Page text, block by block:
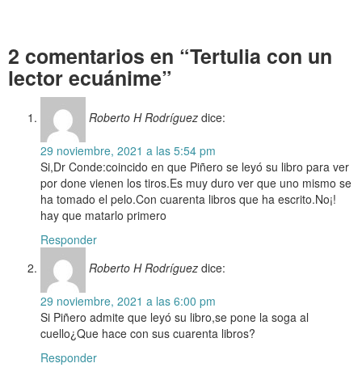
2 comentarios en “Tertulia con un
lector ecuánime”
Roberto H Rodríguez dice:
29 noviembre, 2021 a las 5:54 pm
Si,Dr Conde:coincido en que Piñero se leyó su libro para ver
por done vienen los tiros.Es muy duro ver que uno mismo se
ha tomado el pelo.Con cuarenta libros que ha escrito.No¡!
hay que matarlo primero
Responder
Roberto H Rodríguez dice:
29 noviembre, 2021 a las 6:00 pm
Si Piñero admite que leyó su libro,se pone la soga al
cuello¿Que hace con sus cuarenta libros?
Responder